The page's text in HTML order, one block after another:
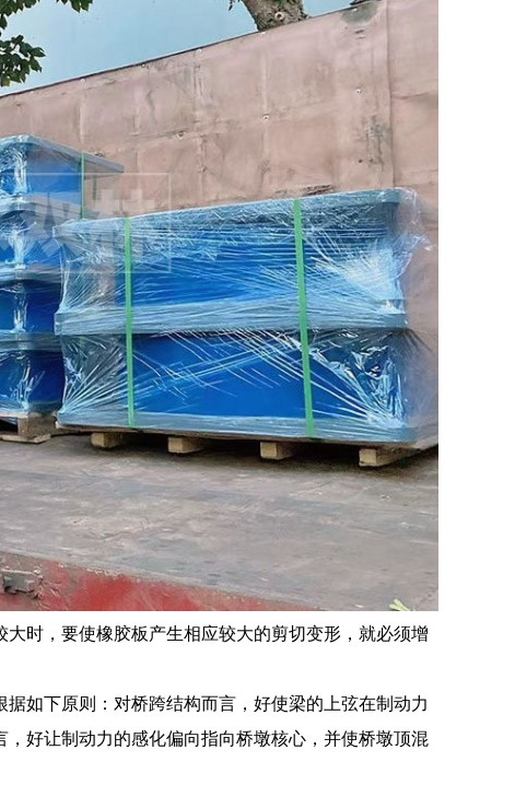
时，要使橡胶板产生相应较大的剪切变形，就必须增
如下原则：对桥跨结构而言，好使梁的上弦在制动力
好让制动力的感化偏向指向桥墩核心，并使桥墩顶混